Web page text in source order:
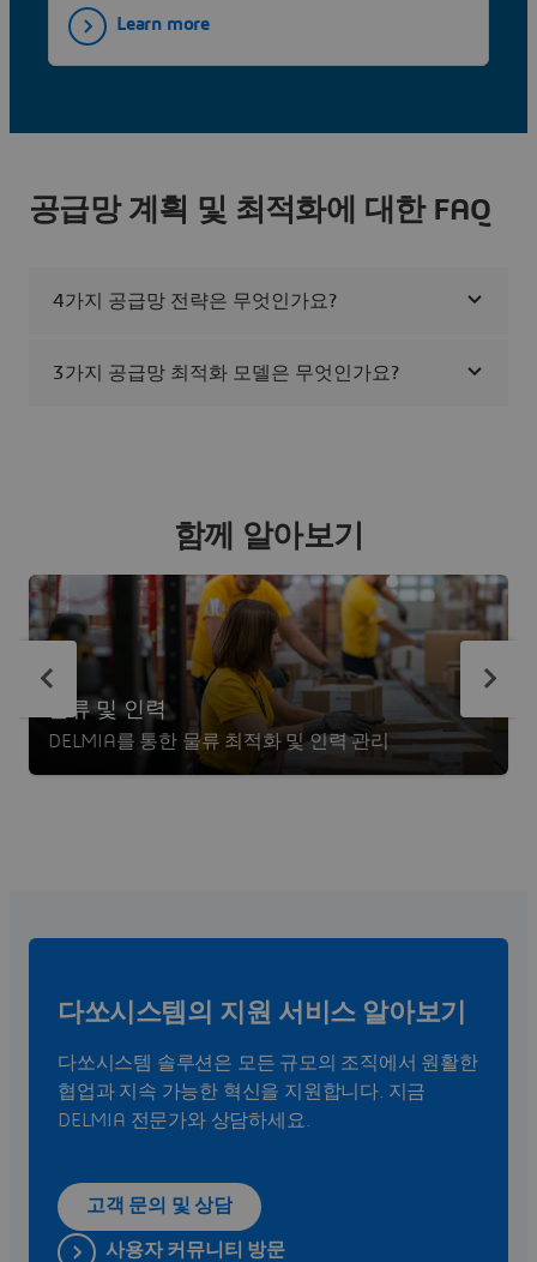
Learn more
공급망 계획 및 최적화에 대한 FAQ
4가지 공급망 전략은 무엇인가요?
3가지 공급망 최적화 모델은 무엇인가요?
함께 알아보기
물류 및 인력
DELMIA를 통한 물류 최적화 및 인력 관리
다쏘시스템의 지원 서비스 알아보기
다쏘시스템 솔루션은 모든 규모의 조직에서 원활한
협업과 지속 가능한 혁신을 지원합니다. 지금
DELMIA 전문가와 상담하세요.
고객 문의 및 상담
사용자 커뮤니티 방문